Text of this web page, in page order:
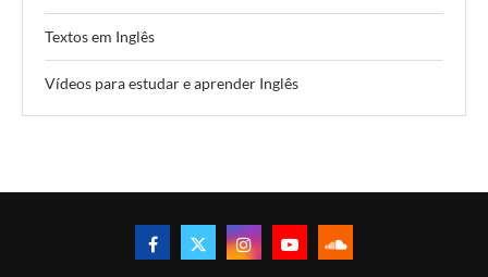
Textos em Inglês
Vídeos para estudar e aprender Inglês